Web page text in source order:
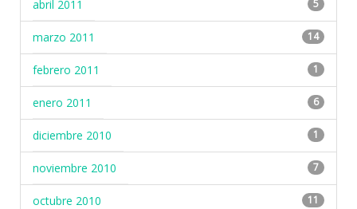
abril 2011 5
marzo 2011 14
febrero 2011 1
enero 2011 6
diciembre 2010 1
noviembre 2010 7
octubre 2010 11